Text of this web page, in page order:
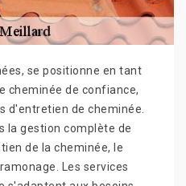
se positionne en tant
cheminée de confiance,
d'entretien de cheminée.
la gestion complète de
de la cheminée, le
Les services